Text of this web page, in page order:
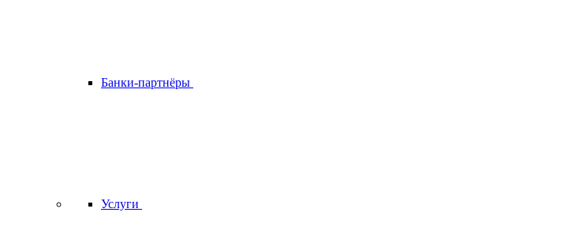
Банки-партнёры
Услуги